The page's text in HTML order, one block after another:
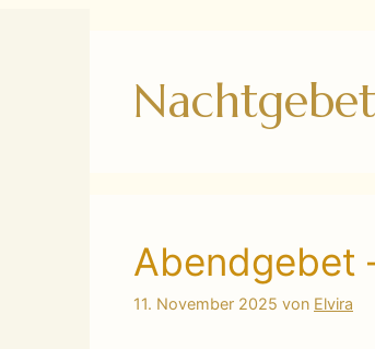
Nachtgebet
Abendgebet
11. November 2025 von Elvira